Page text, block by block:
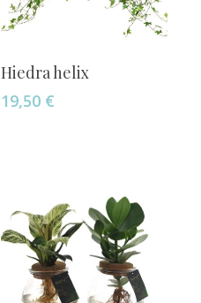
Añadir Al Carrito
Hiedra helix
19,50 €